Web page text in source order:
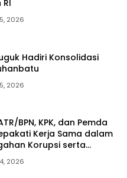
2026
Hadiri Konsolidasi
2026
BPN, KPK, dan Pemda
Kerja Sama dalam
Korupsi serta
Daerah
2026